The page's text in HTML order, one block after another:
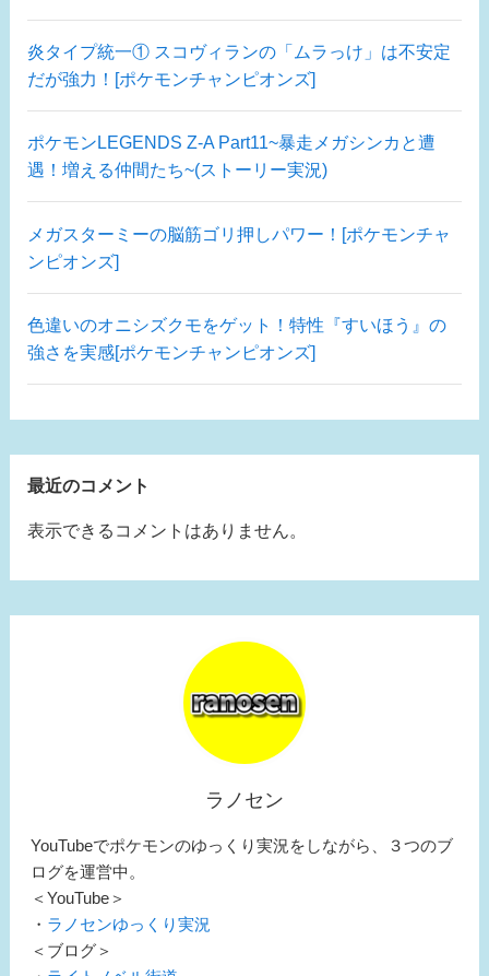
炎タイプ統一① スコヴィランの「ムラっけ」は不安定
だが強力！[ポケモンチャンピオンズ]
ポケモンLEGENDS Z-A Part11~暴走メガシンカと遭
遇！増える仲間たち~(ストーリー実況)
メガスターミーの脳筋ゴリ押しパワー！[ポケモンチャ
ンピオンズ]
色違いのオニシズクモをゲット！特性『すいほう』の
強さを実感[ポケモンチャンピオンズ]
最近のコメント
表示できるコメントはありません。
ラノセン
YouTubeでポケモンのゆっくり実況をしながら、３つのブ
ログを運営中。
＜YouTube＞
・ ラノセンゆっくり実況
＜ブログ＞